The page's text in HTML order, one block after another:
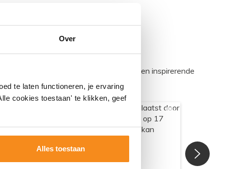
Over
te laten functioneren, je ervaring
cookies toestaan' te klikken, geef
Alles toestaan
@megadumpnl. Samen bouwen we een inspirerende